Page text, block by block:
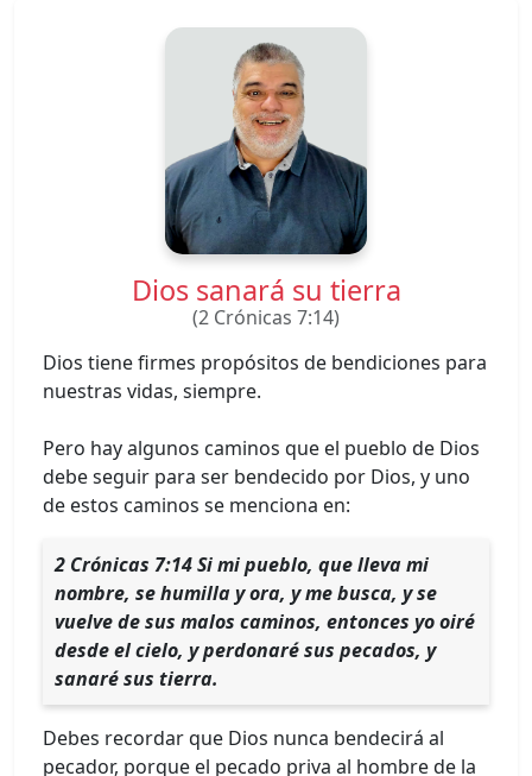
Dios sanará su tierra
(2 Crónicas 7:14)
Dios tiene firmes propósitos de bendiciones para
nuestras vidas, siempre.
Pero hay algunos caminos que el pueblo de Dios
debe seguir para ser bendecido por Dios, y uno
de estos caminos se menciona en:
2 Crónicas 7:14 Si mi pueblo, que lleva mi
nombre, se humilla y ora, y me busca, y se
vuelve de sus malos caminos, entonces yo oiré
desde el cielo, y perdonaré sus pecados, y
sanaré sus tierra.
Debes recordar que Dios nunca bendecirá al
pecador, porque el pecado priva al hombre de la